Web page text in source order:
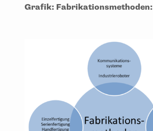
Grafik: Fabrikationsmethoden: